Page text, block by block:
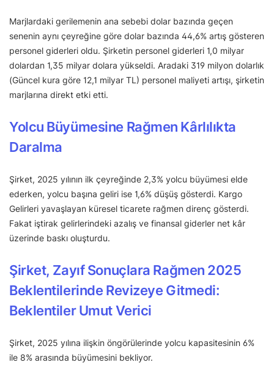
Marjlardaki gerilemenin ana sebebi dolar bazında geçen
senenin aynı çeyreğine göre dolar bazında 44,6% artış gösteren
personel giderleri oldu. Şirketin personel giderleri 1,0 milyar
dolardan 1,35 milyar dolara yükseldi. Aradaki 319 milyon dolarlık
(Güncel kura göre 12,1 milyar TL) personel maliyeti artışı, şirketin
marjlarına direkt etki etti.
Yolcu Büyümesine Rağmen Kârlılıkta
Daralma
Şirket, 2025 yılının ilk çeyreğinde 2,3% yolcu büyümesi elde
ederken, yolcu başına geliri ise 1,6% düşüş gösterdi. Kargo
Gelirleri yavaşlayan küresel ticarete rağmen direnç gösterdi.
Fakat iştirak gelirlerindeki azalış ve finansal giderler net kâr
üzerinde baskı oluşturdu.
Şirket, Zayıf Sonuçlara Rağmen 2025
Beklentilerinde Revizeye Gitmedi:
Beklentiler Umut Verici
Şirket, 2025 yılına ilişkin öngörülerinde yolcu kapasitesinin 6%
ile 8% arasında büyümesini bekliyor.